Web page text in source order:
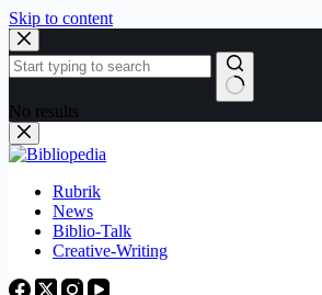
Skip to content
No results
Rubrik
News
Biblio-Talk
Creative-Writing